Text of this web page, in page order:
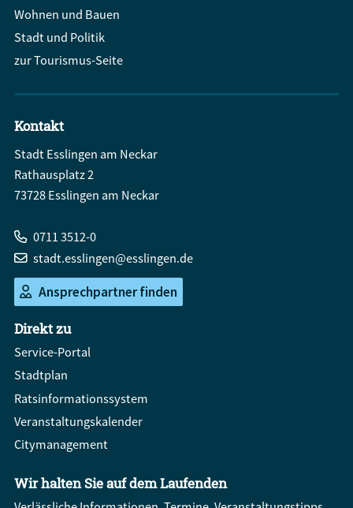
Wohnen und Bauen
Stadt und Politik
zur Tourismus-Seite
Kontakt
Stadt Esslingen am Neckar
Rathausplatz 2
73728 Esslingen am Neckar
0711 3512-0
stadt.esslingen@esslingen.de
Ansprechpartner finden
Direkt zu
Service-Portal
Stadtplan
Ratsinformationssystem
Veranstaltungskalender
Citymanagement
Wir halten Sie auf dem Laufenden